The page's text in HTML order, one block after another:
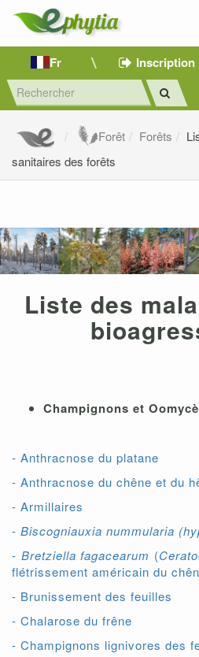
Fr Inscription
Forêt Forêts
sanitaires des forêts
Liste des
Champignons et
- Anthracnose du platane
- Anthracnose du chêne et du
- Armillaires
- Biscogniauxia nummularia
- Bretziella fagacearum (
flétrissement américain du
- Brunissement des feuilles
- Chalarose du frêne
- Champignons lignivores des